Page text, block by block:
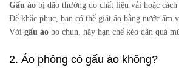
Gấu áo bị dão thường do chất liệu vải hoặc
Để khắc phục, bạn có thể giặt áo bằng nước ấm
Với gấu áo bo chun, hãy hạn chế kéo dãn quá
2. Áo phông có gấu áo không?